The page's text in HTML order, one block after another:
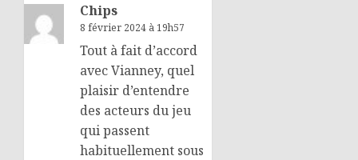
Chips
8 février 2024 à 19h57
Tout à fait d’accord
avec Vianney, quel
plaisir d’entendre
des acteurs du jeu
qui passent
habituellement sous